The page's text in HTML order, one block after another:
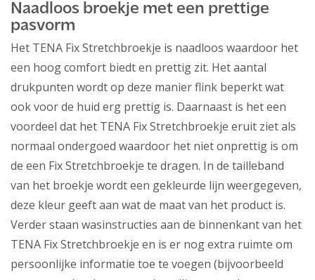
Naadloos broekje met een prettige
pasvorm
Het TENA Fix Stretchbroekje is naadloos waardoor het
een hoog comfort biedt en prettig zit. Het aantal
drukpunten wordt op deze manier flink beperkt wat
ook voor de huid erg prettig is. Daarnaast is het een
voordeel dat het TENA Fix Stretchbroekje eruit ziet als
normaal ondergoed waardoor het niet onprettig is om
de een Fix Stretchbroekje te dragen. In de tailleband
van het broekje wordt een gekleurde lijn weergegeven,
deze kleur geeft aan wat de maat van het product is.
Verder staan wasinstructies aan de binnenkant van het
TENA Fix Stretchbroekje en is er nog extra ruimte om
persoonlijke informatie toe te voegen (bijvoorbeeld